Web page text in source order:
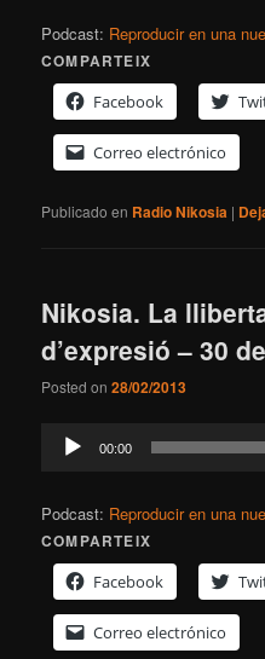
Podcast: Reproducir en una
COMPARTEIX
Facebook
Correo electrónico
Publicado en Radio Nikosia |
Nikosia. La
d’expresió – 30
Posted on28/02/2013
Reproductor
00:00
Podcast: Reproducir en una
COMPARTEIX
Facebook
Correo electrónico